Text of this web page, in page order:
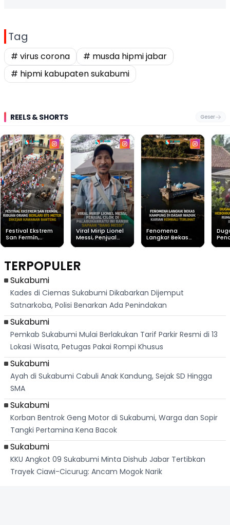
Tag
# virus corona
# musda hipmi jabar
# hipmi kabupaten sukabumi
REELS & SHORTS Geser
Festival Ekstrem
San Fermín,
Banteng
Viral Mirip Lionel
Messi, Penjual
"Bang Messi"
Fenomena
Langka! Bekas
TERPOPULER
Sukabumi
Kades di Ciemas Sukabumi Dikabarkan Dijemput
Satnarkoba, Polisi Benarkan Ada Penindakan
Sukabumi
Pemkab Sukabumi Mulai Berlakukan Tarif Parkir Resmi di 13
Lokasi Wisata, Petugas Pakai Rompi Khusus
Sukabumi
Ayah di Sukabumi Cabuli Anak Kandung, Sejak SD Hingga
SMA
Sukabumi
Korban Bentrok Geng Motor di Sukabumi, Warga dan Sopir
Tangki Pertamina Kena Bacok
Sukabumi
KKU Angkot 09 Sukabumi Minta Dishub Jabar Tertibkan
Trayek Ciawi-Cicurug: Ancam Mogok Narik